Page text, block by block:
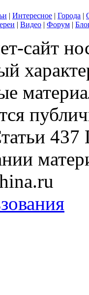
| Интересное | Города |
| Видео | Форум |
сайт
437